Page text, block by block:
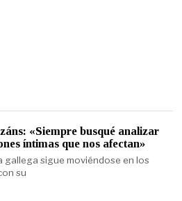
«Siempre busqué analizar
íntimas que nos afectan»
gallega sigue moviéndose en los
su